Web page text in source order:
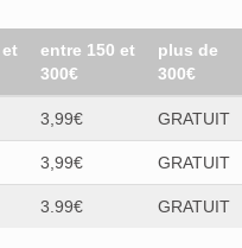
entre 150 et
300€
plus de
300€
3,99€ GRATUIT
3,99€ GRATUIT
3.99€ GRATUIT